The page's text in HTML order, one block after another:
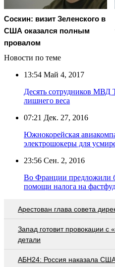
Соскин: визит Зеленского в
США оказался полным
провалом
Новости по теме
13:54 Май 4, 2017
Десять сотрудников МВД
лишнего веса
07:21 Дек. 27, 2016
Южнокорейская
электрошокеры для
23:56 Сен. 2, 2016
Во Франции предложили
помощи налога на
Арестован глава совета
Запад готовит провокации
детали
АБН24: Россия наказала